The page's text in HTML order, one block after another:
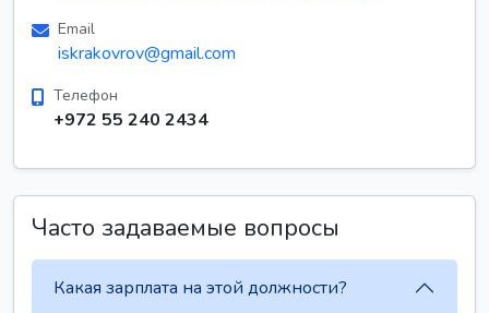
Email
iskrakovrov@gmail.com
Телефон
+972 55 240 2434
Часто задаваемые вопросы
Какая зарплата на этой должности?